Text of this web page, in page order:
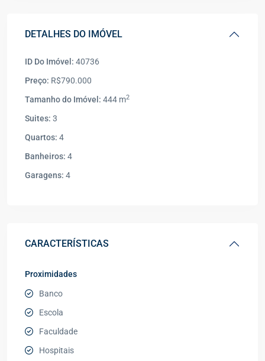
DETALHES DO IMÓVEL
ID Do Imóvel: 40736
Preço: R$790.000
Tamanho do Imóvel: 444 m2
Suites: 3
Quartos: 4
Banheiros: 4
Garagens: 4
CARACTERÍSTICAS
Proximidades
Banco
Escola
Faculdade
Hospitais